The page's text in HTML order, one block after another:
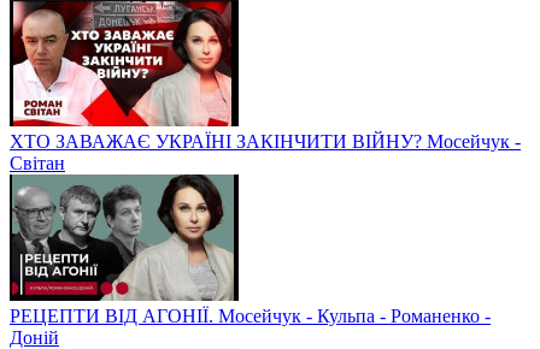
ХТО ЗАВАЖАЄ УКРАЇНІ ЗАКІНЧИТИ ВІЙНУ? Мосейчук -
Світан
РЕЦЕПТИ ВІД АГОНІЇ. Мосейчук - Кульпа - Романенко -
Доній